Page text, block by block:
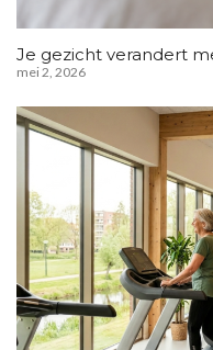
Je gezicht verandert
mei 2, 2026